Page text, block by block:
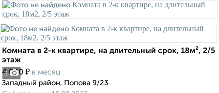
5
Комната в 2-к квартире, на длительный срок, 18м², 2/5
этаж
4 000 ₽ в месяц
Западный район, Попова 9/23